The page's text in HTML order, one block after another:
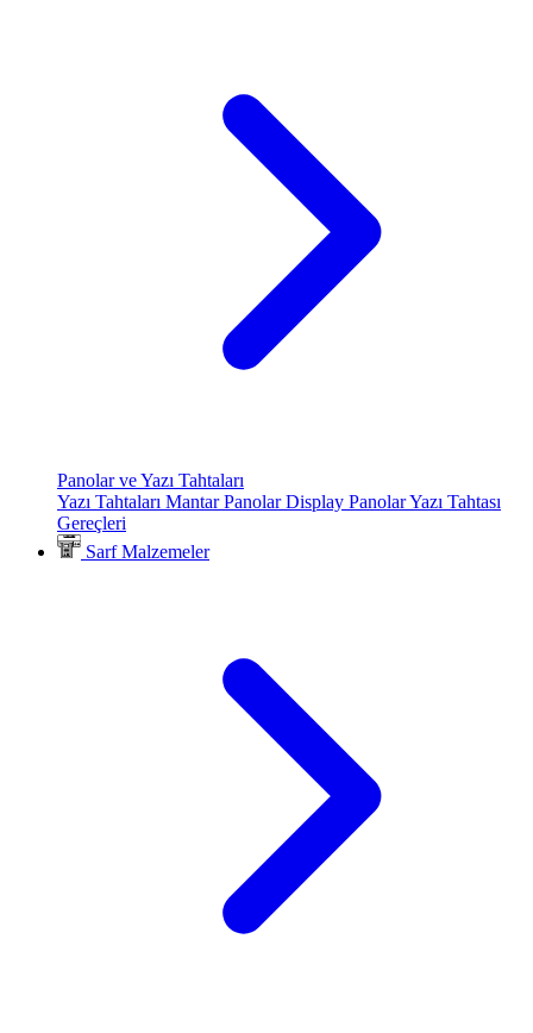
Panolar ve Yazı Tahtaları
Yazı Tahtaları Mantar PanolarDisplay PanolarYazı Tahtası
Gereçleri
Sarf Malzemeler